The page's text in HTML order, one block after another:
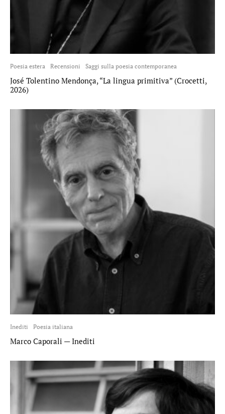
Poesia estera Recensioni Saggi sulla poesia contemporanea
José Tolentino Mendonça, “La lingua primitiva” (Crocetti,
2026)
Inediti Poesia italiana
Marco Caporali — Inediti